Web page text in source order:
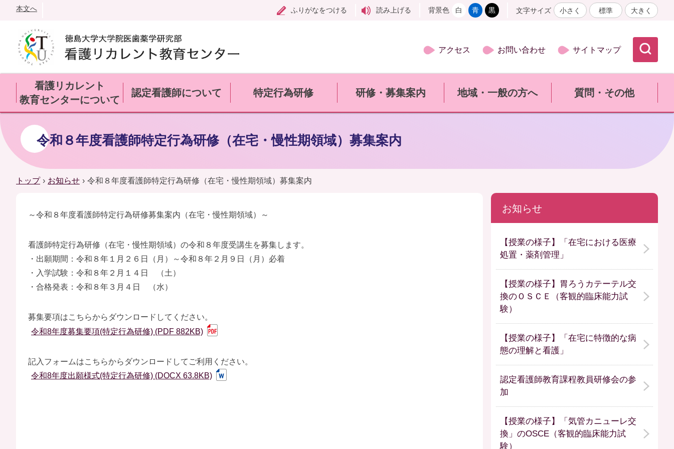
本文へ ふりがなをつける 読み上げる 背景色 白 青 黒 文字サイズ 小さく 標準 大きく
アクセス お問い合わせ サイトマップ
看護リカレント
教育センターについて
認定看護師について 特定行為研修 研修・募集案内 地域・一般の方へ 質問・その他
令和８年度看護師特定行為研修（在宅・慢性期領域）募集案内
トップ › お知らせ › 令和８年度看護師特定行為研修（在宅・慢性期領域）募集案内
～令和８年度看護師特定行為研修募集案内（在宅・慢性期領域）～
看護師特定行為研修（在宅・慢性期領域）の令和８年度受講生を募集します。
・出願期間：令和８年１月２６日（月）～令和８年２月９日（月）必着
・入学試験：令和８年２月１４日 （土）
・合格発表：令和８年３月４日 （水）
募集要項はこちらからダウンロードしてください。
令和8年度募集要項(特定行為研修) (PDF 882KB)
記入フォームはこちらからダウンロードしてご利用ください。
令和8年度出願様式(特定行為研修) (DOCX 63.8KB)
お知らせ
【授業の様子】「在宅における医療
処置・薬剤管理」
【授業の様子】胃ろうカテーテル交
換のＯＳＣＥ（客観的臨床能力試
験）
【授業の様子】「在宅に特徴的な病
態の理解と看護」
認定看護師教育課程教員研修会の参
加
【授業の様子】「気管カニューレ交
換」のOSCE（客観的臨床能力試
験）